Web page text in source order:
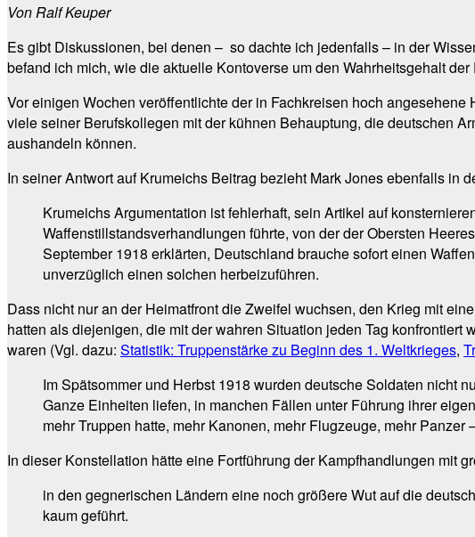
Von Ralf Keuper
Es gibt Diskussionen, bei denen – so dachte ich jedenfalls – in der
befand ich mich, wie die aktuelle Kontoverse um den Wahrheitsgehalt
Vor einigen Wochen veröffentlichte der in Fachkreisen hoch
viele seiner Berufskollegen mit der kühnen Behauptung, die deutschen
aushandeln können.
In seiner Antwort auf Krumeichs Beitrag bezieht Mark Jones ebenfalls in
Krumeichs Argumentation ist fehlerhaft, sein Artikel auf
Waffenstillstandsverhandlungen führte, von der der Obersten
September 1918 erklärten, Deutschland brauche sofort einen
unverzüglich einen solchen herbeizuführen.
Dass nicht nur an der Heimatfront die Zweifel wuchsen, den Krieg mit
hatten als diejenigen, die mit der wahren Situation jeden Tag
waren (Vgl. dazu: Statistik: Truppenstärke zu Beginn des 1. Weltkrieges,
Im Spätsommer und Herbst 1918 wurden deutsche Soldaten nicht
Ganze Einheiten liefen, in manchen Fällen unter Führung ihrer
mehr Truppen hatte, mehr Kanonen, mehr Flugzeuge, mehr
In dieser Konstellation hätte eine Fortführung der Kampfhandlungen mit
in den gegnerischen Ländern eine noch größere Wut auf die
kaum geführt.